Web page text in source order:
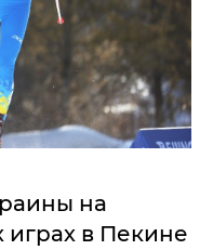
на
в Пекине